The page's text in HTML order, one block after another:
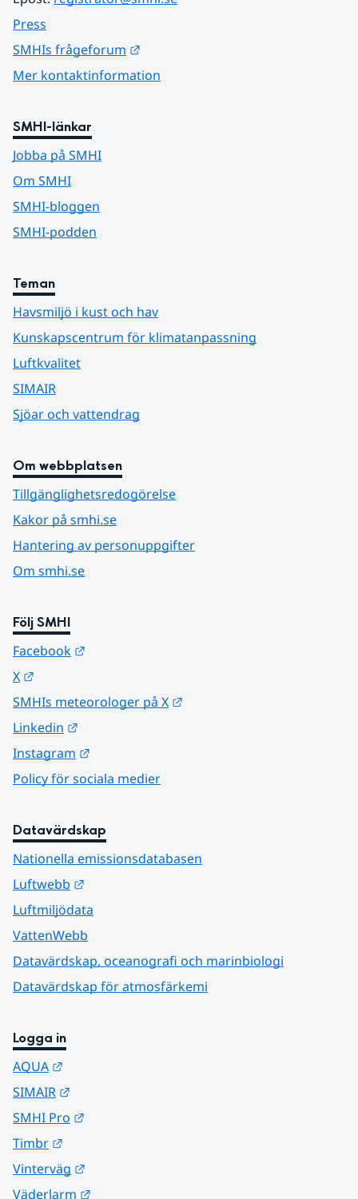
Press
SMHIs frågeforum
Mer kontaktinformation
SMHI-länkar
Jobba på SMHI
Om SMHI
SMHI-bloggen
SMHI-podden
Teman
Havsmiljö i kust och hav
Kunskapscentrum för klimatanpassning
Luftkvalitet
SIMAIR
Sjöar och vattendrag
Om webbplatsen
Tillgänglighetsredogörelse
Kakor på smhi.se
Hantering av personuppgifter
Om smhi.se
Följ SMHI
Facebook
X
SMHIs meteorologer på X
Linkedin
Instagram
Policy för sociala medier
Datavärdskap
Nationella emissionsdatabasen
Luftwebb
Luftmiljödata
VattenWebb
Datavärdskap, oceanografi och marinbiologi
Datavärdskap för atmosfärkemi
Logga in
AQUA
SIMAIR
SMHI Pro
Timbr
Vinterväg
Väderlarm